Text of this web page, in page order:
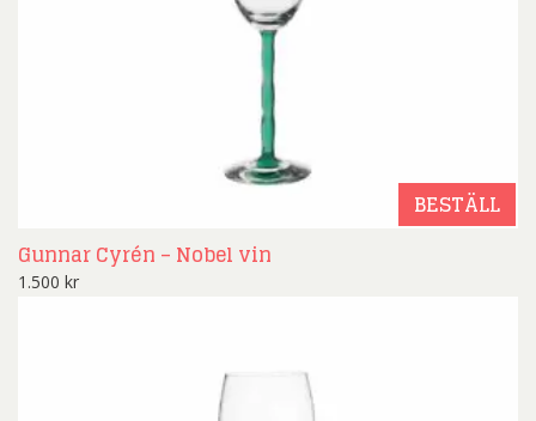
BESTÄLL
Gunnar Cyrén – Nobel vin
1.500 kr